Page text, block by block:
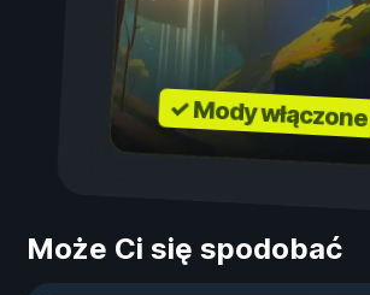
✓ Mody włączone
Może Ci się spodobać